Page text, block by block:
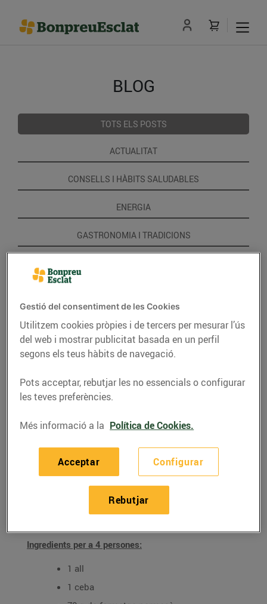
BLOG
TOTS ELS POSTS
ACTUALITAT
CONSELLS I HÀBITS SALUDABLES
ENERGIA
GASTRONOMIA I TRADICIONS
Rissoto amb bolets i
espàrrecs
Ingredients per a 4 persones:
1 all
1 ceba
Gestió del consentiment de les Cookies
Utilitzem cookies pròpies i de tercers per mesurar l’ús
del web i mostrar publicitat basada en un perfil
segons els teus hàbits de navegació.
Pots acceptar, rebutjar les no essencials o configurar
les teves preferències.
Més informació a la Política de Cookies.
Configurar
Rebutjar
Acceptar